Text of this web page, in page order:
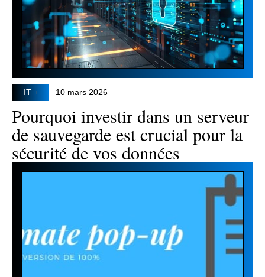
IT 10 mars 2026
Pourquoi investir dans un serveur
de sauvegarde est crucial pour la
sécurité de vos données